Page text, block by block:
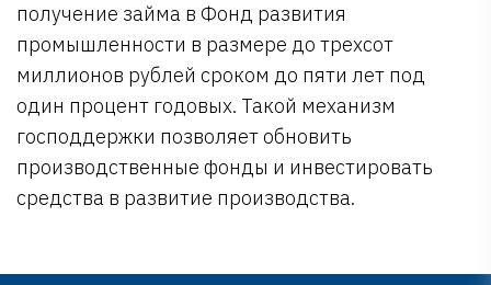
получение займа в Фонд развития
промышленности в размере до трехсот
миллионов рублей сроком до пяти лет под
один процент годовых. Такой механизм
господдержки позволяет обновить
производственные фонды и инвестировать
средства в развитие производства.